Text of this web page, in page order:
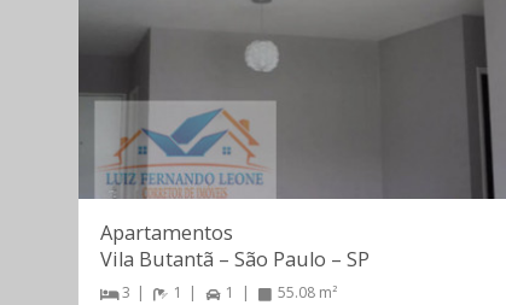
Apartamentos
Vila Butantã – São Paulo – SP
3 1 1 55.08 m²